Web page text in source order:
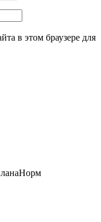
в этом браузере для
Норм